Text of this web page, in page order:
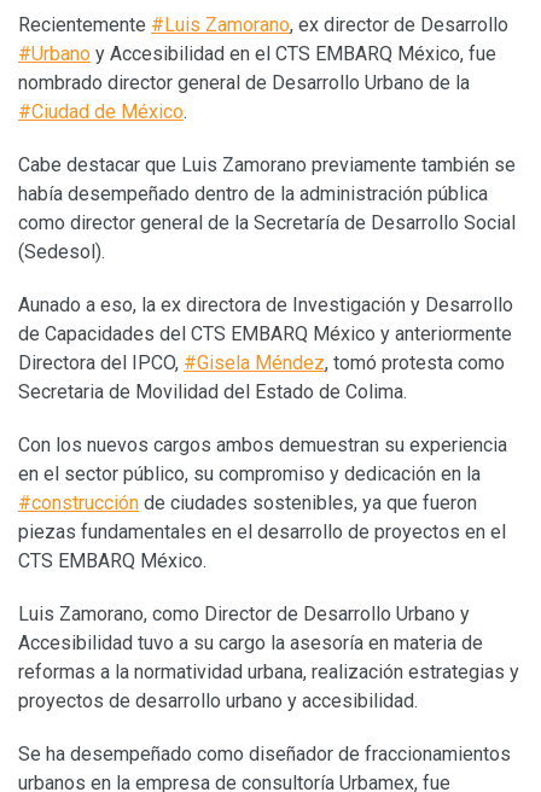
Recientemente #Luis Zamorano, ex director de Desarrollo
#Urbano y Accesibilidad en el CTS EMBARQ México, fue
nombrado director general de Desarrollo Urbano de la
#Ciudad de México.
Cabe destacar que Luis Zamorano previamente también se
había desempeñado dentro de la administración pública
como director general de la Secretaría de Desarrollo Social
(Sedesol).
Aunado a eso, la ex directora de Investigación y Desarrollo
de Capacidades del CTS EMBARQ México y anteriormente
Directora del IPCO, #Gisela Méndez, tomó protesta como
Secretaria de Movilidad del Estado de Colima.
Con los nuevos cargos ambos demuestran su experiencia
en el sector público, su compromiso y dedicación en la
#construcción de ciudades sostenibles, ya que fueron
piezas fundamentales en el desarrollo de proyectos en el
CTS EMBARQ México.
Luis Zamorano, como Director de Desarrollo Urbano y
Accesibilidad tuvo a su cargo la asesoría en materia de
reformas a la normatividad urbana, realización estrategias y
proyectos de desarrollo urbano y accesibilidad.
Se ha desempeñado como diseñador de fraccionamientos
urbanos en la empresa de consultoría Urbamex, fue